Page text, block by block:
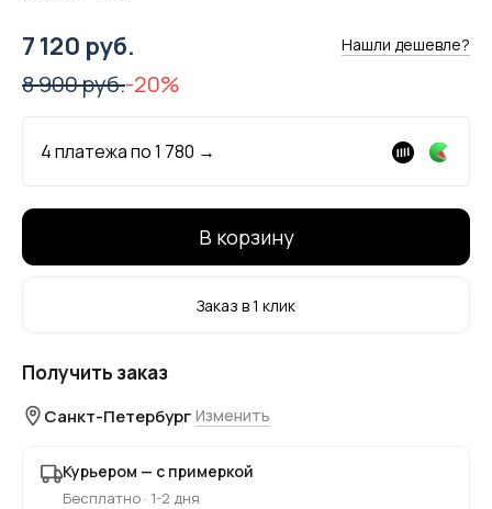
7 120 руб. Нашли дешевле?
8 900 руб.-20%
4 платежа по1 780 →
В корзину
Заказ в 1 клик
Получить заказ
Санкт-Петербург Изменить
Курьером — с примеркой
Бесплатно · 1-2 дня